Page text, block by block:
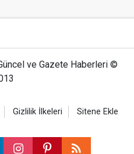
ve Gazete Haberleri ©
Gizlilik İlkeleri Sitene Ekle